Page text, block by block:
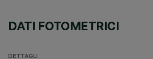
DATI FOTOMETRICI
DETTAGLI